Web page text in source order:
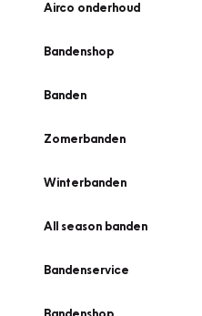
Airco onderhoud
Bandenshop
Banden
Zomerbanden
Winterbanden
All season banden
Bandenservice